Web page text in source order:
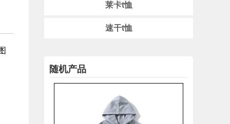
莱卡t恤
速干t恤
随机产品
液氨纯棉双面珠地连帽卫衣-243599